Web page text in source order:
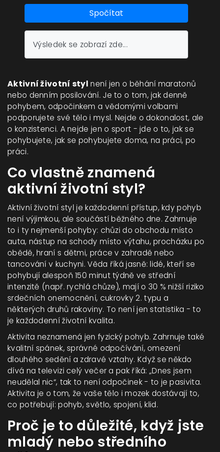
Spočítat
Výsledek se zobrazí zde...
Aktivní životní styl není jen o běhání maratonů
nebo denním posilování. Je to o tom, jak denně
pohybem, odpočinkem a vědomými volbami
podporujete své tělo i mysl. Nejde o dokonalost, ale
o konzistenci. A nejde jen o sport - jde o to, jak se
pohybujete, jak se pohybujete doma, na práci, po
práci.
Co vlastně znamená
aktivní životní styl?
Aktivní životní styl je každodenní přístup, kdy pohyb
není výjimkou, ale součástí běžného dne. Zahrnuje
to i ty nejmenší pohyby: chůzi do obchodu místo
auta, nástup na schody místo výtahu, procházku po
obědě, hraní s dětmi, práce v zahradě nebo
tancování v kuchyni. Věda říká jasně: lidé, kteří se
pohybují alespoň 150 minut týdně ve střední
intenzitě (např. rychlá chůze), mají o 30 % nižší riziko
srdečních onemocnění, cukrovky 2. typu a
některých druhů rakoviny. To není jen statistika - to
je každodenní životní kvalita.
Aktivita neznamená jen fyzický pohyb. Zahrnuje také
kvalitní spánek, správné odpočívání, omezení
dlouhého sedění a zdravé vztahy. Když se někdo
dívá na televizi celý večer a pak říká: „Dnes jsem
neudělal nic“, tak to není odpočinek - to je pasivita.
Aktivita je o tom, že vaše tělo i mozek dostávají to,
co potřebují: pohyb, světlo, spojení, klid.
Proč je to důležité, když jste
mladý nebo středního